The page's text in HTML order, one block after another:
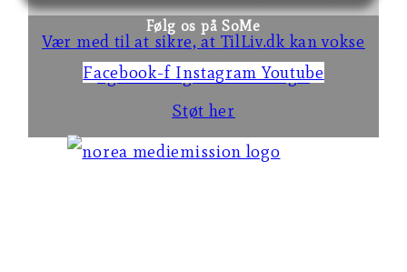
Vær med til at sikre, at TilLiv.dk kan vokse
og blive til gavn for mange.
Støt her
Følg os på SoMe
Facebook-f Instagram Youtube